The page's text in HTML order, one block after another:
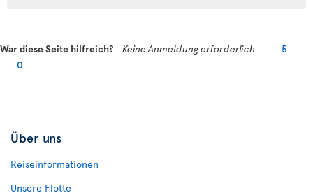
War diese Seite hilfreich? Keine Anmeldung erforderlich
5
0
Über uns
Reiseinformationen
Unsere Flotte